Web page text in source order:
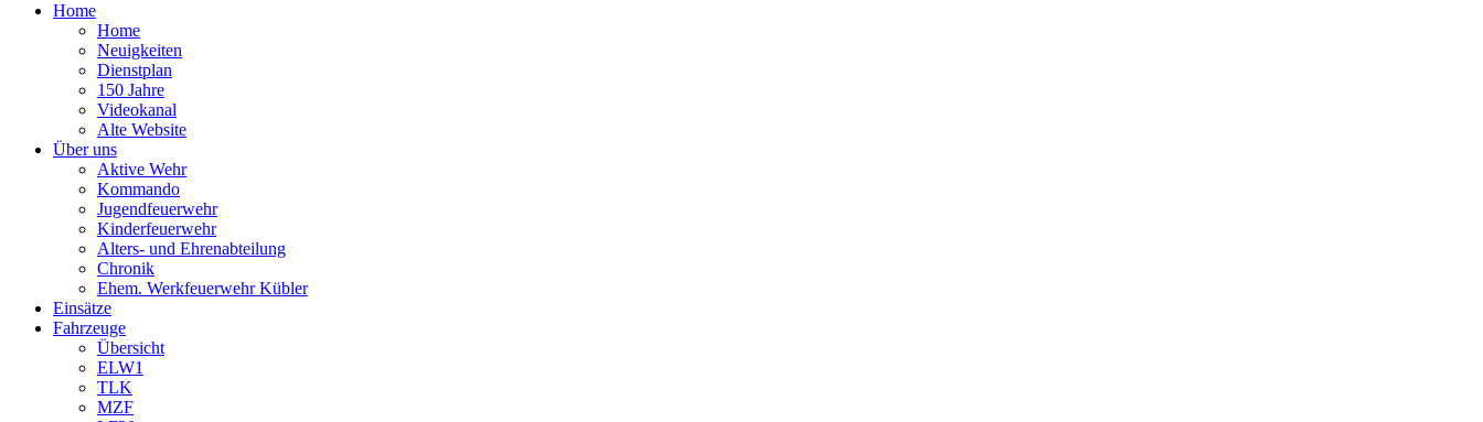
Home
Home
Neuigkeiten
Dienstplan
150 Jahre
Videokanal
Alte Website
Über uns
Aktive Wehr
Kommando
Jugendfeuerwehr
Kinderfeuerwehr
Alters- und Ehrenabteilung
Chronik
Ehem. Werkfeuerwehr Kübler
Einsätze
Fahrzeuge
Übersicht
ELW1
TLK
MZF